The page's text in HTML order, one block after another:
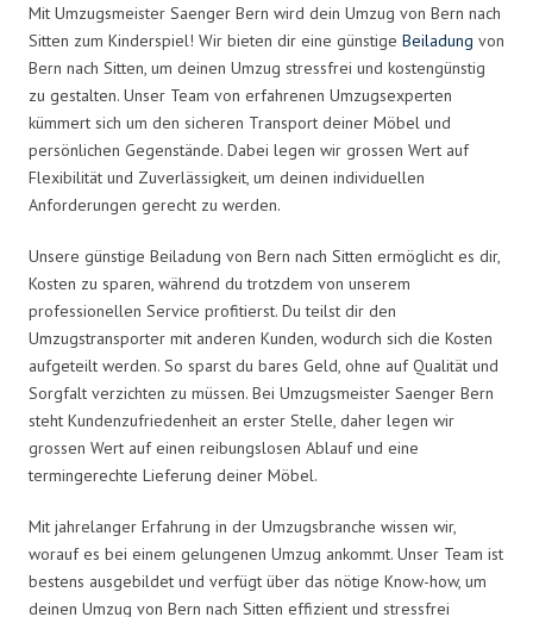
Mit Umzugsmeister Saenger Bern wird dein Umzug von Bern nach
Sitten zum Kinderspiel! Wir bieten dir eine günstige Beiladung von
Bern nach Sitten, um deinen Umzug stressfrei und kostengünstig
zu gestalten. Unser Team von erfahrenen Umzugsexperten
kümmert sich um den sicheren Transport deiner Möbel und
persönlichen Gegenstände. Dabei legen wir grossen Wert auf
Flexibilität und Zuverlässigkeit, um deinen individuellen
Anforderungen gerecht zu werden.
Unsere günstige Beiladung von Bern nach Sitten ermöglicht es dir,
Kosten zu sparen, während du trotzdem von unserem
professionellen Service profitierst. Du teilst dir den
Umzugstransporter mit anderen Kunden, wodurch sich die Kosten
aufgeteilt werden. So sparst du bares Geld, ohne auf Qualität und
Sorgfalt verzichten zu müssen. Bei Umzugsmeister Saenger Bern
steht Kundenzufriedenheit an erster Stelle, daher legen wir
grossen Wert auf einen reibungslosen Ablauf und eine
termingerechte Lieferung deiner Möbel.
Mit jahrelanger Erfahrung in der Umzugsbranche wissen wir,
worauf es bei einem gelungenen Umzug ankommt. Unser Team ist
bestens ausgebildet und verfügt über das nötige Know-how, um
deinen Umzug von Bern nach Sitten effizient und stressfrei